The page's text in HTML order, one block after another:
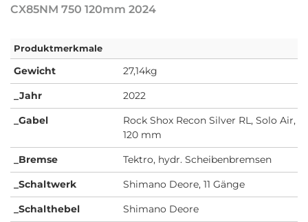
CX85NM 750 120mm 2024
Produktmerkmale
Gewicht
27,14kg
_Jahr
2022
_Gabel
Rock Shox Recon Silver RL, Solo Air,
120 mm
_Bremse
Tektro, hydr. Scheibenbremsen
_Schaltwerk
Shimano Deore, 11 Gänge
_Schalthebel
Shimano Deore